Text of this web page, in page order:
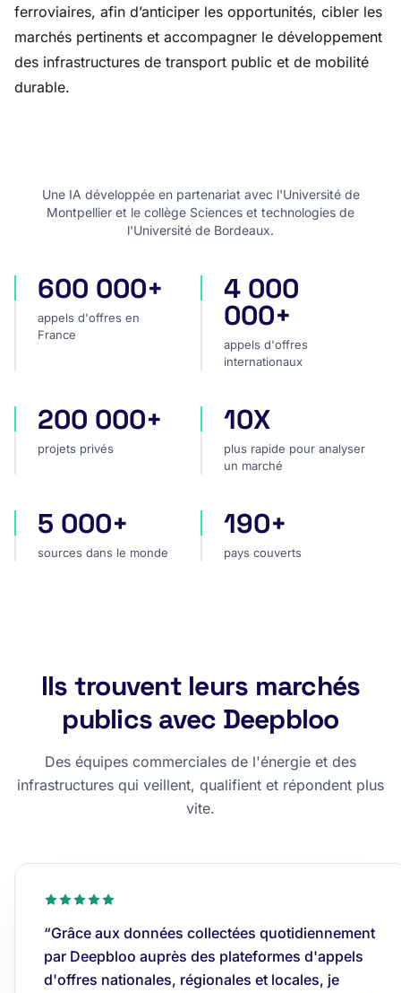
ferroviaires, afin d’anticiper les opportunités, cibler les
marchés pertinents et accompagner le développement
des infrastructures de transport public et de mobilité
durable.
Une IA développée en partenariat avec l'Université de
Montpellier et le collège Sciences et technologies de
l'Université de Bordeaux.
appels d'offres en France
600 000+
appels d'offres en
France
appels d'offres
4 000
000+
appels d'offres
internationaux
projets privés
200 000+
projets privés
plus rapide pour analyser
10X
plus rapide pour analyser
un marché
sources dans le monde
5 000+
sources dans le monde
pays couverts
190+
pays couverts
Ils trouvent leurs marchés
publics avec Deepbloo
Des équipes commerciales de l'énergie et des
infrastructures qui veillent, qualifient et répondent plus
vite.
“Grâce aux données collectées quotidiennement
par Deepbloo auprès des plateformes d'appels
d'offres nationales, régionales et locales, je